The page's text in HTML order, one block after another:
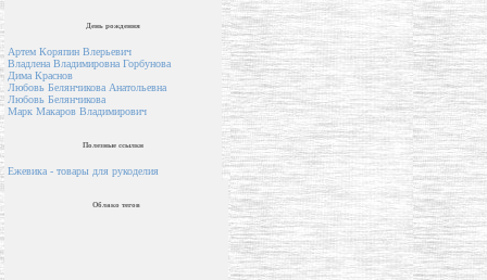
День рождения
Артем Коряпин Влерьевич
Владлена Владимировна Горбунова
Дима Краснов
Любовь Белянчикова Анатольевна
Любовь Белянчикова
Марк Макаров Владимирович
Полезные ссылки
Ежевика - товары для рукоделия
Облако тегов